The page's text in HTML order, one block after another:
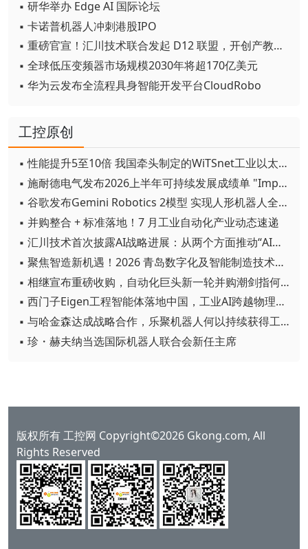
▪ 研华举办 Edge AI 国际论坛
▪ 卡诺普机器人冲刺港股IPO
▪ 重磅官宣！汇川技术联合发起 D12 联盟，开创产教融合新范式
▪ 全球低压变频器市场规模2030年将超170亿美元
▪ 华为云发布全流程具身智能开发平台CloudRobo
工控原创
▪ 性能提升5至10倍 我国牵头制定的WiTSnet工业以太网国际标准正式发布
▪ 施耐德电气发布2026上半年可持续发展成绩单 "Impact 2030"路线图开局稳健
▪ 谷歌发布Gemini Robotics 2模型 实现人形机器人全身智能控制突破
▪ 并购整合 + 标准落地！7 月工业自动化产业动态速递
▪ 汇川技术首次披露AI战略进展：从两个方面推动“AI业务化”落地
▪ 聚焦智造新机遇！2026 青岛数字化及智能制造技术论坛圆满落幕
▪ 相继宣布重磅收购，自动化巨头新一轮并购潮剑指何方？
▪ 西门子Eigen工程智能体落地中国，工业AI跨越物理世界“确定性”拐点
▪ 与哈金森达成战略合作，乐聚机器人何以持续获得工业巨头青睐？
▪ 珍・赫夫纳当选国际机器人联合会新任主席
版权所有 工控网 Copyright©2026 Gkong.com, All
Rights Reserved